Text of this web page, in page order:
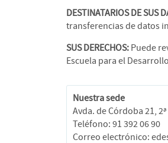
DESTINATARIOS DE SUS
transferencias de datos
SUS DERECHOS: Puede
Escuela para el
Nuestra sede
Avda. de Córdoba 21,
Teléfono: 91 392 06 90
Correo electrónico: